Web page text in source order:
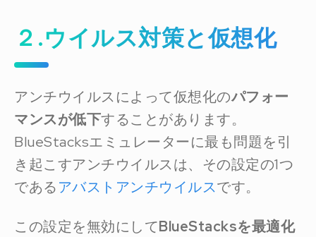
２.ウイルス対策と仮想化
アンチウイルスによって仮想化のパフォー
マンスが低下することがあります。
BlueStacksエミュレーターに最も問題を引
き起こすアンチウイルスは、その設定の1つ
であるアバストアンチウイルスです。
この設定を無効にしてBlueStacksを最適化